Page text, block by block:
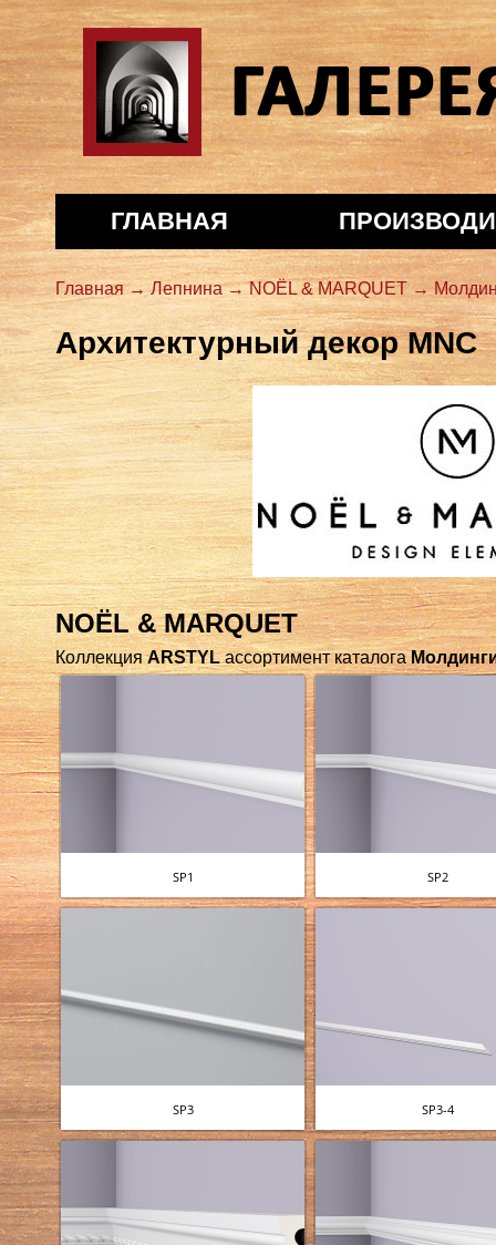
Галерея декора
ГЛАВНАЯ
Главная → Лепнина → NOЁL & MARQUET →
Архитектурный декор MNC
NOЁL & MARQUET
КоллекцияARSTYLассортимент каталога
SP1 SP2
SP3 SP3-4